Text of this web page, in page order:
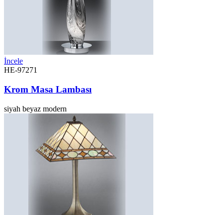
İncele
HE-97271
Krom Masa Lambası
siyah beyaz modern